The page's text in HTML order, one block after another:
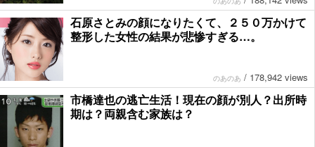
石原さとみの顔になりたくて、２５０万かけて
整形した女性の結果が悲惨すぎる…。
のあのあ / 178,942 views
市橋達也の逃亡生活！現在の顔が別人？出所時
期は？両親含む家族は？